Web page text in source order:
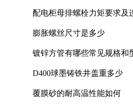
配电柜母排螺栓力矩要求及
膨胀螺丝尺寸是多少
镀锌方管有哪些常见规格和
D400球墨铸铁井盖重多少
覆膜砂的耐高温性能如何